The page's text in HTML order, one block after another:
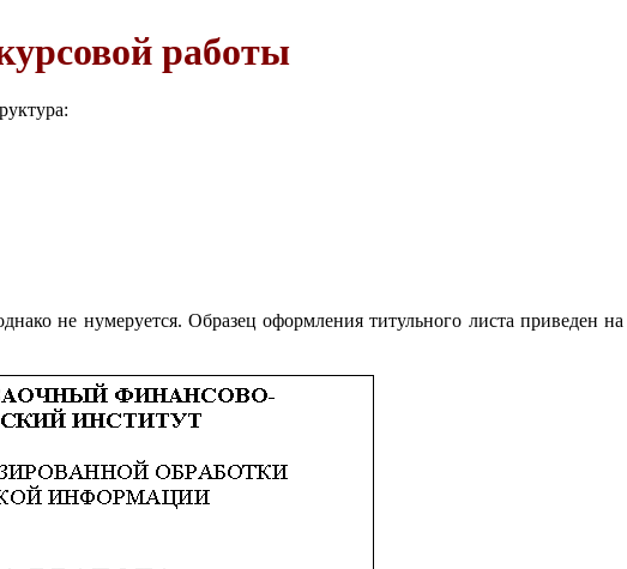
работы
не нумеруется. Образец оформления титульного листа приведен на